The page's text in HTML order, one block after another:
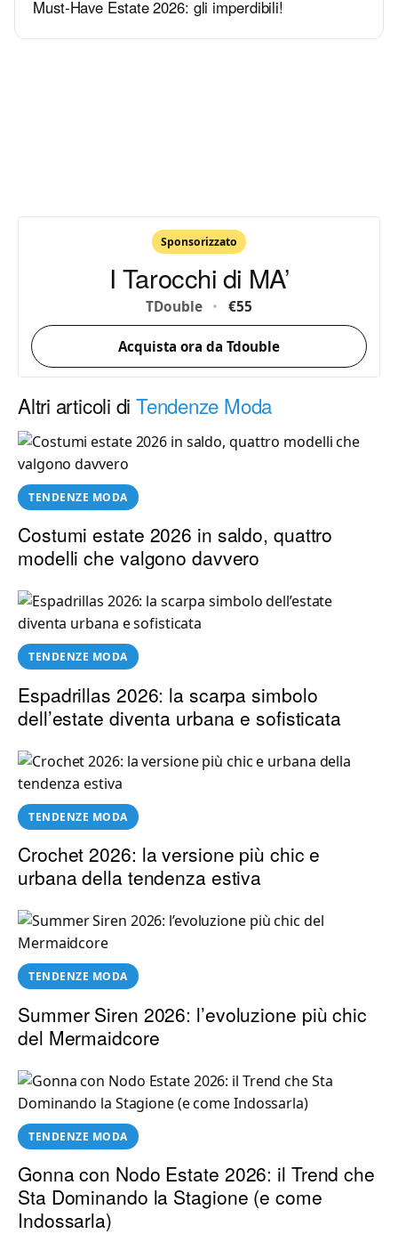
Must-Have Estate 2026: gli imperdibili!
Sponsorizzato
I Tarocchi di MA’
TDouble • €55
Acquista ora da Tdouble
Altri articoli di Tendenze Moda
TENDENZE MODA
Costumi estate 2026 in saldo, quattro
modelli che valgono davvero
TENDENZE MODA
Espadrillas 2026: la scarpa simbolo
dell’estate diventa urbana e sofisticata
TENDENZE MODA
Crochet 2026: la versione più chic e
urbana della tendenza estiva
TENDENZE MODA
Summer Siren 2026: l’evoluzione più chic
del Mermaidcore
TENDENZE MODA
Gonna con Nodo Estate 2026: il Trend che
Sta Dominando la Stagione (e come
Indossarla)